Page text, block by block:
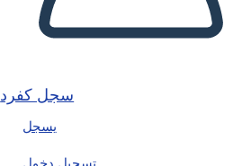
سجل كفرد
يسجل
تسجيل دخول